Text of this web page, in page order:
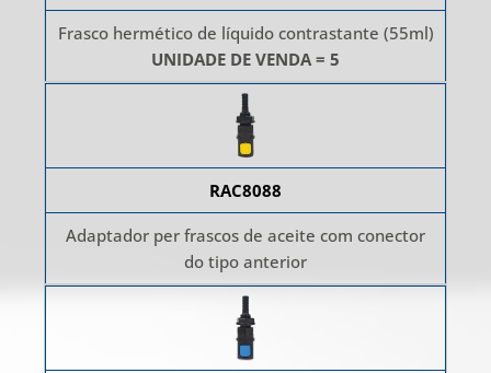
Frasco hermético de líquido contrastante (55ml)
UNIDADE DE VENDA = 5
RAC8088
Adaptador per frascos de aceite com conector
do tipo anterior